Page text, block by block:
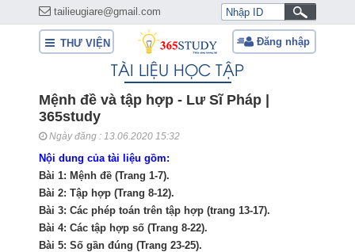
tailieugiare@gmail.com
THƯ VIỆN Đăng nhập
TÀI LIỆU HỌC TẬP
Mệnh đề và tập hợp - Lư Sĩ Pháp |
365study
Ngày đăng : 13.06.2020 15:32
Nội dung của tài liệu gồm:
Bài 1: Mệnh đề (Trang 1-7).
Bài 2: Tập hợp (Trang 8-12).
Bài 3: Các phép toán trên tập hợp (trang 13-17).
Bài 4: Các tập hợp số (Trang 8-22).
Bài 5: Số gần đúng (Trang 23-25).